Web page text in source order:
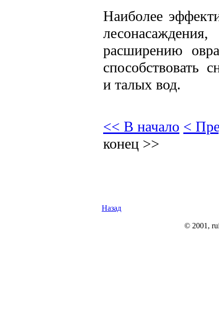
Наиболее
расширению
способствовать
и талых вод.
<< В начало <
конец >>
Назад
© 2001,